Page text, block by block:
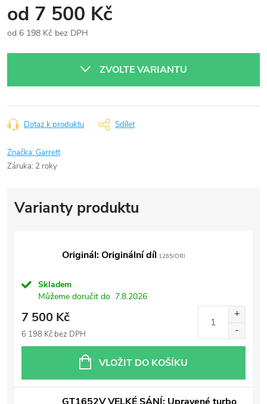
od 7 500 Kč
od 6 198 Kč bez DPH
ZVOLTE VARIANTU
Dotaz k produktu Sdílet
Značka:Garrett
Záruka: 2 roky
Originál: Originální díl 1265/ORI
Skladem
Můžeme doručit do 7.8.2026
7 500 Kč
6 198 Kč bez DPH
VLOŽIT DO KOŠÍKU